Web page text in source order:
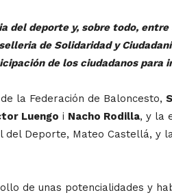
del deporte y, sobre todo, entre
de Solidaridad y
de los ciudadanos para
la Federación de Baloncesto,
Luengo i Nacho Rodilla, y la
del Deporte, Mateo Castellá, y
de unas potencialidades y